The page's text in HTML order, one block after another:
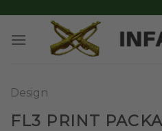
content
Design
FL3 PRINT